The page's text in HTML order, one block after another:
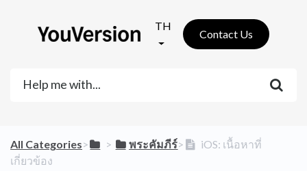
TH
Contact Us
All Categories​>​ ​ > ​ ​พระคัมภีร์​>​
iOS: เนื้อหาที่
เกี่ยวข้อง